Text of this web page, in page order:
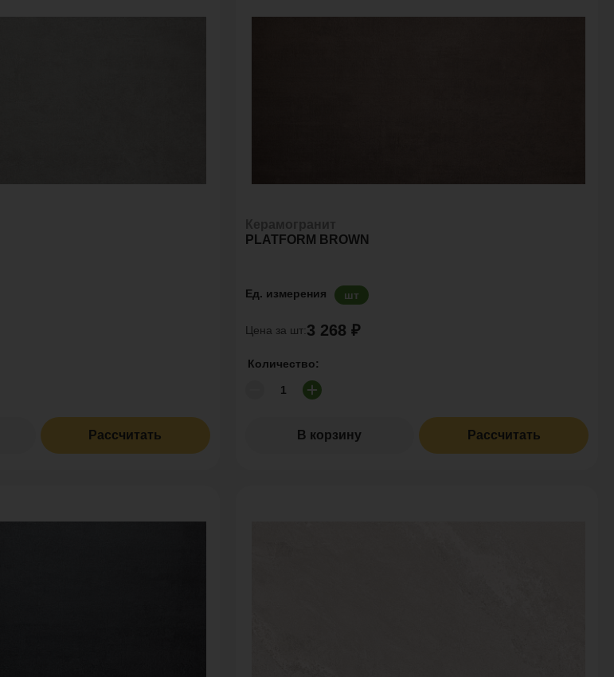
Рассчитать
PLATFORM BROWN
Ед. измерения шт
Цена за шт:3 268 ₽
Количество:
В корзину Рассчитать